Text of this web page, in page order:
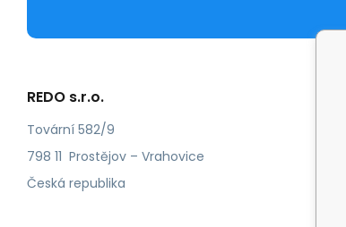
REDO s.r.o.
Tovární 582/9
798 11 Prostějov – Vrahovice
Česká republika